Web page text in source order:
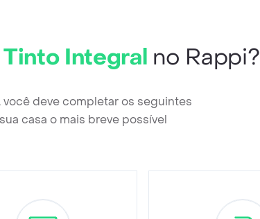
Integral no Rappi?
você deve completar os seguintes
casa o mais breve possível